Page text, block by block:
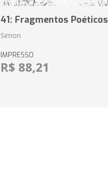
41: Fragmentos Poéticos
Simon
IMPRESSO
R$ 88,21